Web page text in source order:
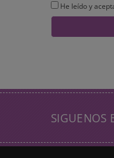
He leído y
SIGUENOS